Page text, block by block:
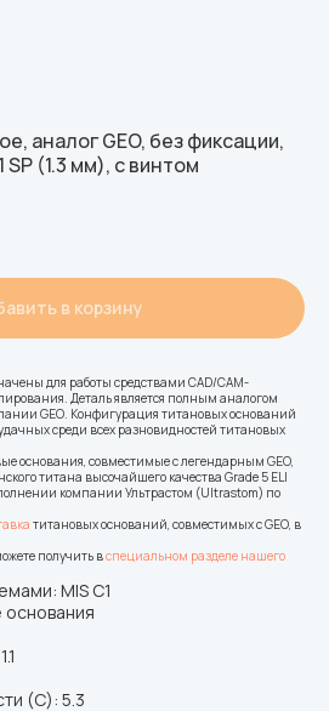
аналог GEO, без фиксации,
SP (1.3 мм), с винтом
в корзину
для работы средствами CAD/CAM-
Деталь является полным аналогом
GEO. Конфигурация титановых оснований
среди всех разновидностей титановых
основания, совместимые с легендарным GEO,
титана высочайшего качества Grade 5 ELI
компании Ультрастом (Ultrastom) по
титановых оснований, совместимых с GEO, в
получить вспециальном разделе нашего
MIS C1
основания
(C): 5.3